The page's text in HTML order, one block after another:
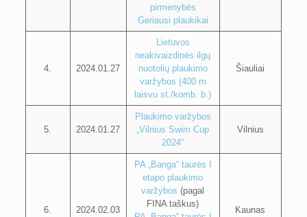
pirmenybės
Geriausi plaukikai
4. 2024.01.27
Lietuvos
neakivaizdinės ilgų
nuotolių plaukimo
varžybos (400 m
laisvu st./komb. b.)
Šiauliai
5. 2024.01.27
Plaukimo varžybos
„Vilnius Swim Cup
2024“
Vilnius
6. 2024.02.03
PA „Banga“ taurės I
etapo plaukimo
varžybos (pagal
FINA taškus)
Kaunas